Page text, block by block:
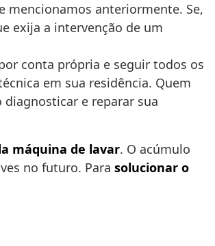
mencionamos anteriormente. Se,
exija a intervenção de um
conta própria e seguir todos os
em sua residência. Quem
diagnosticar e reparar sua
máquina de lavar. O acúmulo
no futuro. Para solucionar o